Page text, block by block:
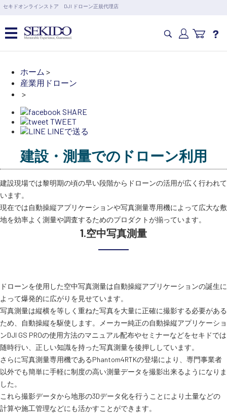
セキドオンラインストア DJI ドローン正規代理店
営業日の15時まで即日出荷
カテゴリ一覧を開く
カメラ・スタビライザー
水中ドローン(ROV)・水中スクーター
RC・ロボット部品
スペシャルコンテンツ定期配信!
取扱店舗一覧
SEKIDO 会社概要
ホーム >
産業用ドローン
>
SHARE
TWEET
LINEで送る
建設・測量でのドローン利用
建設現場では黎明期の頃の早い段階からドローンの活用が広く行われて
います。
現在では自動操縦アプリケーションや写真測量専用機によって広大な敷
地を効率よく測量や調査するためのプロダクトが揃っています。
1.空中写真測量
ドローンを使用した空中写真測量は自動操縦アプリケーションの誕生に
よって爆発的に広がりを見せています。
写真測量は縦横を等しく重ねた写真を大量に正確に撮影する必要がある
ため、自動操縦を駆使します。メーカー純正の自動操縦アプリケーショ
ンDJI GS PROの使用方法のマニュアル配布やセミナーなどをセキドでは
随時行い、正しい知識を持った写真測量を後押ししています。
さらに写真測量専用機であるPhantom4RTKの登場により、専門事業者
以外でも簡単に手軽に制度の高い測量データを撮影出来るようになりま
した。
これら撮影データから地形の3Dデータ化を行うことにより土量などの
計算や施工管理などにも活かすことができます。